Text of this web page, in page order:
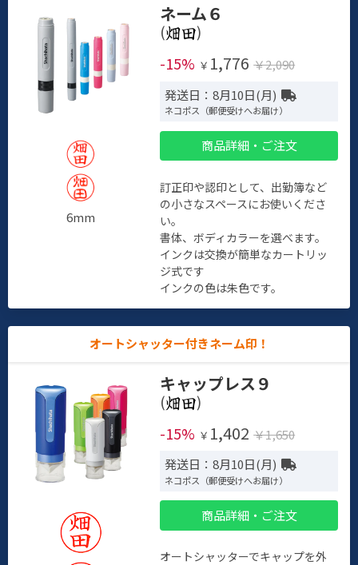
6mm
ネーム６
(
)
-15% ￥ 1,776 ￥2,090
発送日：8月10日(月)
ネコポス（郵便受けへお届け）
商品詳細・ご注文
訂正印や認印として、出勤簿など
の小さなスペースにお使いくださ
い。
書体、ボディカラーを選べます。
インクは交換が簡単なカートリッ
ジ式です
インクの色は朱色です。
オートシャッター付きネーム印！
キャップレス９
(
)
-15% ￥ 1,402 ￥1,650
発送日：8月10日(月)
ネコポス（郵便受けへお届け）
商品詳細・ご注文
オートシャッターでキャップを外